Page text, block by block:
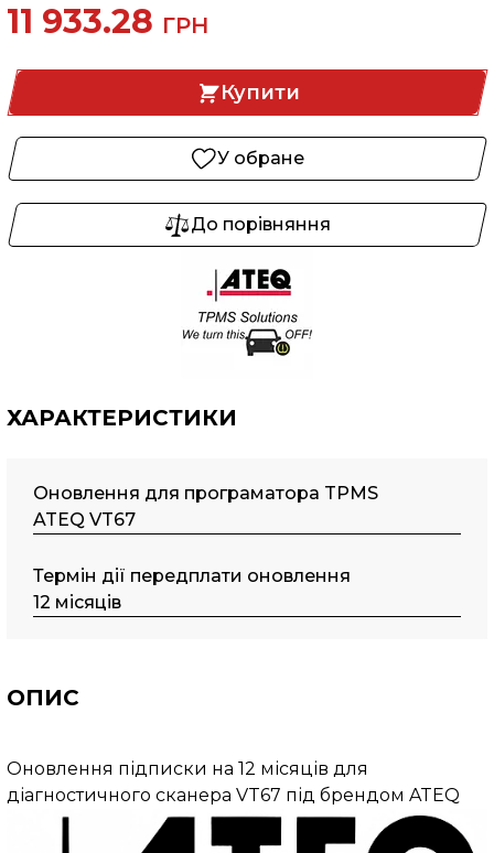
11 933.28 ГРН
Купити
У обране
До порівняння
ХАРАКТЕРИСТИКИ
Оновлення для програматора TPMS
ATEQ VT67
Термін дії передплати оновлення
12 місяців
ОПИС
Оновлення підписки на 12 місяців для
діагностичного сканера VT67 під брендом ATEQ